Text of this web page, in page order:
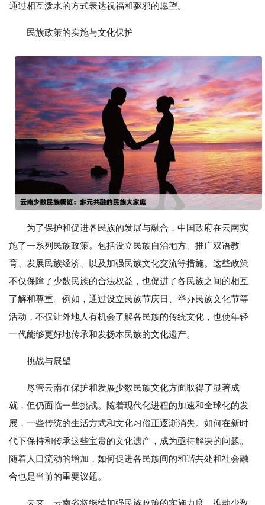
通过相互泼水的方式表达祝福和驱邪的愿望。
民族政策的实施与文化保护
为了保护和促进各民族的发展与融合，中国政府在云南实
施了一系列民族政策。包括设立民族自治地方、推广双语教
育、发展民族经济、以及加强民族文化交流等措施。这些政策
不仅保障了少数民族的合法权益，也促进了各民族之间的相互
了解和尊重。例如，通过设立民族节庆日、举办民族文化节等
活动，不仅让外地人有机会了解各民族的传统文化，也使年轻
一代能够更好地传承和发扬本民族的文化遗产。
挑战与展望
尽管云南在保护和发展少数民族文化方面取得了显著成
就，但仍面临一些挑战。随着现代化进程的加速和全球化的发
展，一些传统的生活方式和文化习俗正逐渐消失。如何在新时
代下保持和传承这些宝贵的文化遗产，成为亟待解决的问题。
随着人口流动的增加，如何促进各民族间的和谐共处和社会融
合也是当前的重要议题。
未来，云南省将继续加强民族政策的实施力度，推动少数